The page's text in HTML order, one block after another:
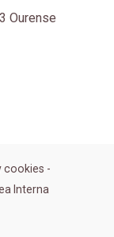
Ourense
cookies -
Interna